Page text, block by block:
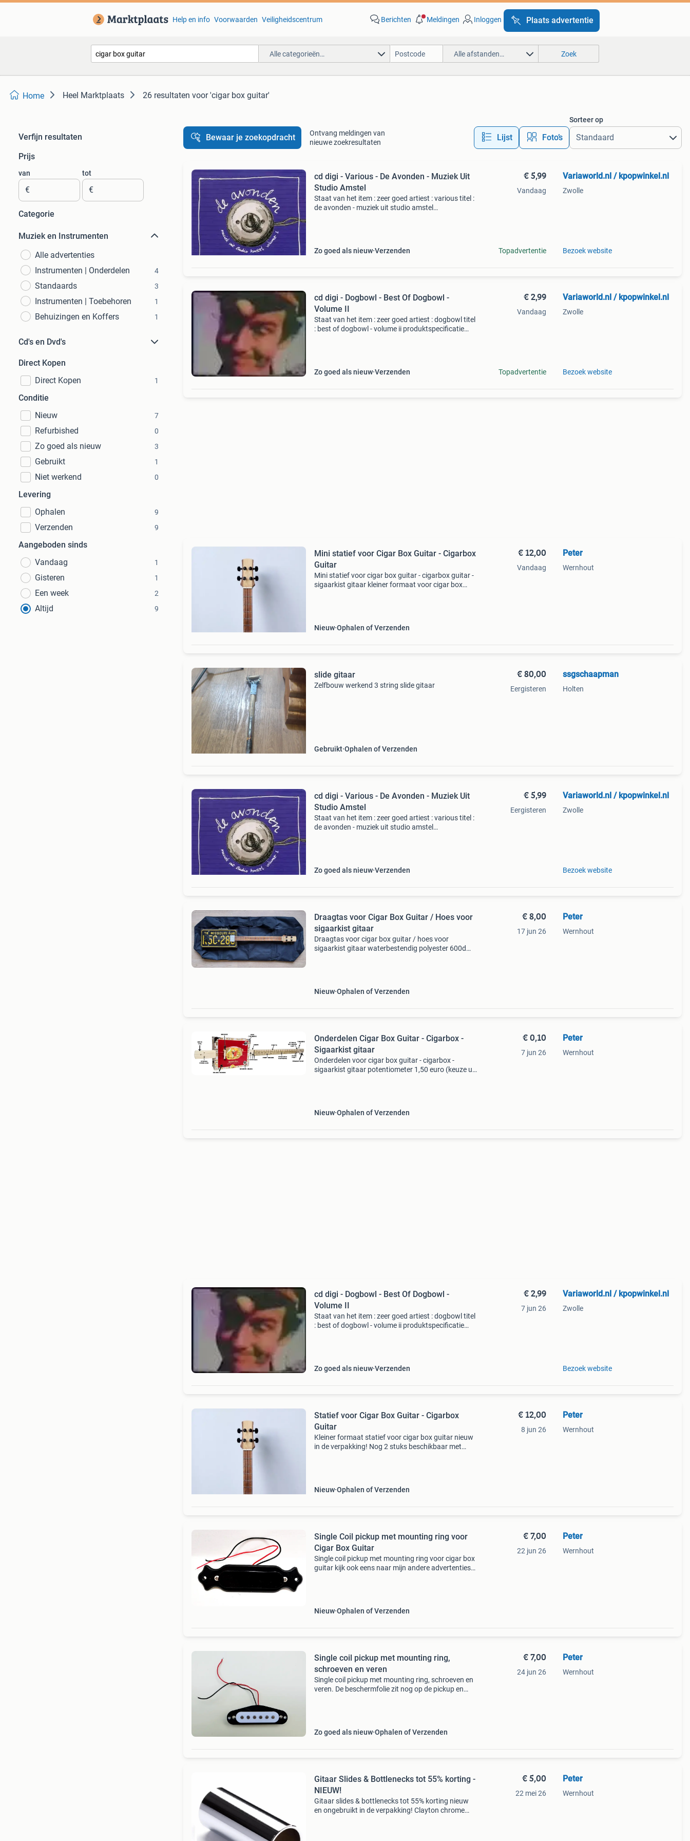
Help en info Voorwaarden Veiligheidscentrum Berichten Meldingen Inloggen Plaats advertentie
Alle categorieën… Alle afstanden… Zoek
Home Heel Marktplaats 26 resultaten voor 'cigar box guitar'
Verfijn resultaten
Prijs
van
€
tot
€
Categorie
Muziek en Instrumenten
Alle advertenties
Instrumenten | Onderdelen
4
Standaards 3
Instrumenten | Toebehoren 1
Behuizingen en Koffers 1
Cd's en Dvd's
Direct Kopen
Direct Kopen
1
Conditie
Nieuw
7
Refurbished 0
Zo goed als nieuw 3
Gebruikt 1
Niet werkend 0
Levering
Ophalen
9
Verzenden 9
Aangeboden sinds
Vandaag
1
Gisteren 1
Een week 2
Altijd 9
Bewaar je zoekopdracht
Ontvang meldingen van
nieuwe zoekresultaten
Lijst Foto’s
Sorteer op
cd digi - Various - De Avonden - Muziek Uit
Studio Amstel
Staat van het item : zeer goed artiest : various titel :
de avonden - muziek uit studio amstel
Zo goed als nieuw Verzenden
€ 5,99
Vandaag
Topadvertentie
Variaworld.nl / kpopwinkel.nl
Zwolle
Bezoek website
cd digi - Dogbowl - Best Of Dogbowl -
Volume II
Staat van het item : zeer goed artiest : dogbowl titel
: best of dogbowl - volume ii produktspecificatie
Zo goed als nieuw Verzenden
€ 2,99
Vandaag
Topadvertentie
Variaworld.nl / kpopwinkel.nl
Zwolle
Bezoek website
Mini statief voor Cigar Box Guitar - Cigarbox
Guitar
Mini statief voor cigar box guitar - cigarbox guitar -
sigaarkist gitaar kleiner formaat voor cigar box
Nieuw Ophalen of Verzenden
€ 12,00
Vandaag
Peter
Wernhout
slide gitaar
Zelfbouw werkend 3 string slide gitaar
Gebruikt Ophalen of Verzenden
€ 80,00
Eergisteren
ssgschaapman
Holten
cd digi - Various - De Avonden - Muziek Uit
Studio Amstel
Staat van het item : zeer goed artiest : various titel :
de avonden - muziek uit studio amstel
Zo goed als nieuw Verzenden
€ 5,99
Eergisteren
Variaworld.nl / kpopwinkel.nl
Zwolle
Bezoek website
Draagtas voor Cigar Box Guitar / Hoes voor
sigaarkist gitaar
Draagtas voor cigar box guitar / hoes voor
sigaarkist gitaar waterbestendig polyester 600d
Nieuw Ophalen of Verzenden
€ 8,00
17 jun 26
Peter
Wernhout
Onderdelen Cigar Box Guitar - Cigarbox -
Sigaarkist gitaar
Onderdelen voor cigar box guitar - cigarbox -
sigaarkist gitaar potentiometer 1,50 euro (keuze uit
Nieuw Ophalen of Verzenden
€ 0,10
7 jun 26
Peter
Wernhout
cd digi - Dogbowl - Best Of Dogbowl -
Volume II
Staat van het item : zeer goed artiest : dogbowl titel
: best of dogbowl - volume ii produktspecificatie
Zo goed als nieuw Verzenden
€ 2,99
7 jun 26
Variaworld.nl / kpopwinkel.nl
Zwolle
Bezoek website
Statief voor Cigar Box Guitar - Cigarbox
Guitar
Kleiner formaat statief voor cigar box guitar nieuw
in de verpakking! Nog 2 stuks beschikbaar met
Nieuw Ophalen of Verzenden
€ 12,00
8 jun 26
Peter
Wernhout
Single Coil pickup met mounting ring voor
Cigar Box Guitar
Single coil pickup met mounting ring voor cigar box
guitar kijk ook eens naar mijn andere advertenties
Nieuw Ophalen of Verzenden
€ 7,00
22 jun 26
Peter
Wernhout
Single coil pickup met mounting ring,
schroeven en veren
Single coil pickup met mounting ring, schroeven en
veren. De beschermfolie zit nog op de pickup en
Zo goed als nieuw Ophalen of Verzenden
€ 7,00
24 jun 26
Peter
Wernhout
Gitaar Slides & Bottlenecks tot 55% korting -
NIEUW!
Gitaar slides & bottlenecks tot 55% korting nieuw
en ongebruikt in de verpakking! Clayton chrome
€ 5,00
22 mei 26
Peter
Wernhout